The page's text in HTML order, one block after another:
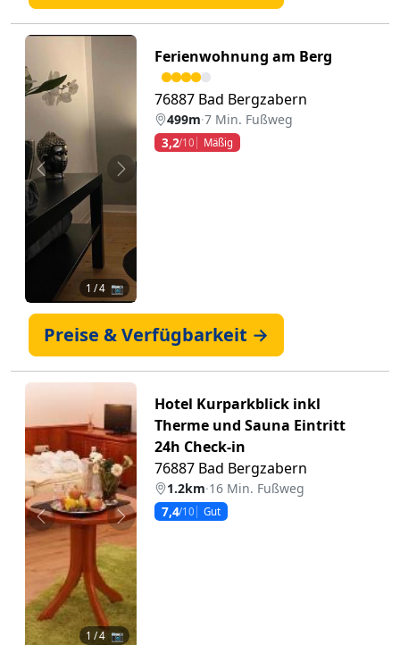
Zurück Weiter
1 / 4 📷
Ferienwohnung am Berg
76887 Bad Bergzabern
499m·7 Min. Fußweg
3,2/10 Mäßig
Preise & Verfügbarkeit →
Zurück Weiter
1 / 4 📷
Hotel Kurparkblick inkl
Therme und Sauna Eintritt
24h Check-in
76887 Bad Bergzabern
1.2km·16 Min. Fußweg
7,4/10 Gut